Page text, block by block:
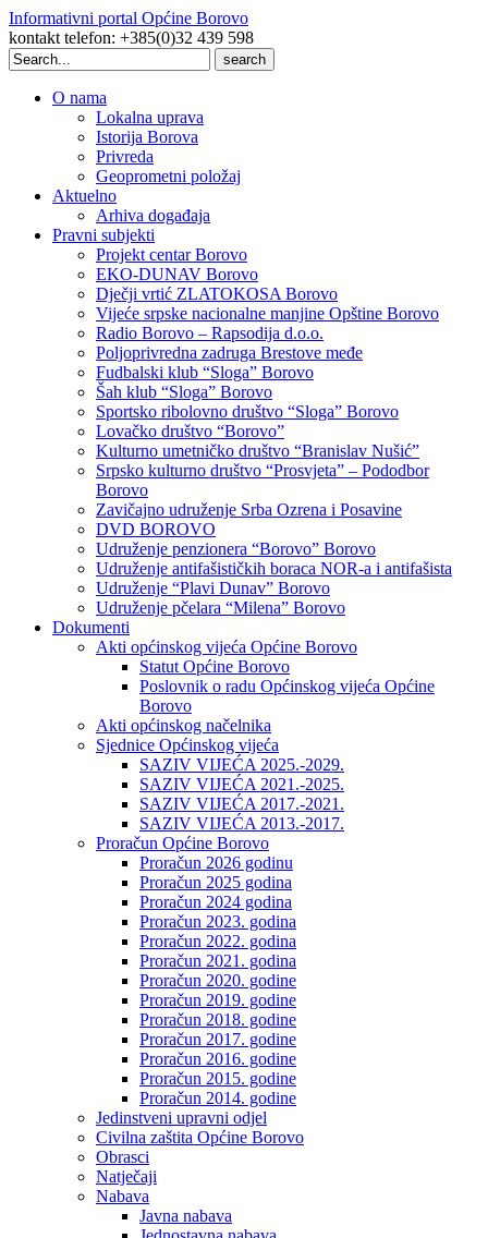
Informativni portal Općine Borovo
kontakt telefon: +385(0)32 439 598
Search
for:
O nama
Lokalna uprava
Istorija Borova
Privreda
Geoprometni položaj
Aktuelno
Arhiva događaja
Pravni subjekti
Projekt centar Borovo
EKO-DUNAV Borovo
Dječji vrtić ZLATOKOSA Borovo
Vijeće srpske nacionalne manjine Opštine Borovo
Radio Borovo – Rapsodija d.o.o.
Poljoprivredna zadruga Brestove međe
Fudbalski klub “Sloga” Borovo
Šah klub “Sloga” Borovo
Sportsko ribolovno društvo “Sloga” Borovo
Lovačko društvo “Borovo”
Kulturno umetničko društvo “Branislav Nušić”
Srpsko kulturno društvo “Prosvjeta” – Pododbor
Borovo
Zavičajno udruženje Srba Ozrena i Posavine
DVD BOROVO
Udruženje penzionera “Borovo” Borovo
Udruženje antifašističkih boraca NOR-a i antifašista
Udruženje “Plavi Dunav” Borovo
Udruženje pčelara “Milena” Borovo
Dokumenti
Akti općinskog vijeća Općine Borovo
Statut Općine Borovo
Poslovnik o radu Općinskog vijeća Općine
Borovo
Akti općinskog načelnika
Sjednice Općinskog vijeća
SAZIV VIJEĆA 2025.-2029.
SAZIV VIJEĆA 2021.-2025.
SAZIV VIJEĆA 2017.-2021.
SAZIV VIJEĆA 2013.-2017.
Proračun Općine Borovo
Proračun 2026 godinu
Proračun 2025 godina
Proračun 2024 godina
Proračun 2023. godina
Proračun 2022. godina
Proračun 2021. godina
Proračun 2020. godine
Proračun 2019. godine
Proračun 2018. godine
Proračun 2017. godine
Proračun 2016. godine
Proračun 2015. godine
Proračun 2014. godine
Jedinstveni upravni odjel
Civilna zaštita Općine Borovo
Obrasci
Natječaji
Nabava
Javna nabava